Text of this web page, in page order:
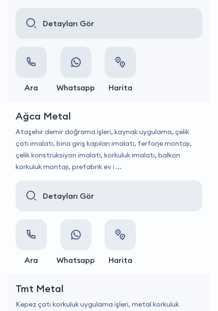
Detayları Gör
Ara Whatsapp Harita
Ağca Metal
Ataşehir demir doğrama işleri, kaynak uygulama, çelik
çatı imalatı, bina giriş kapıları imalatı, ferforje montajı,
çelik konstrüksiyon imalatı, korkuluk imalatı, balkon
korkuluk montajı, prefabrik ev i ...
Detayları Gör
Ara Whatsapp Harita
Tmt Metal
Kepez çatı korkuluk uygulama işleri, metal korkuluk